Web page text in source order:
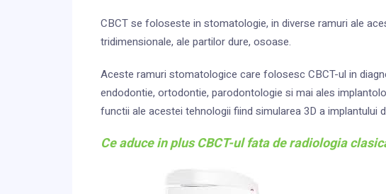
CBCT se foloseste in stomatologie, in diverse ramuri ale
tridimensionale, ale partilor dure, osoase.
Aceste ramuri stomatologice care folosesc CBCT-ul in
endodontie, ortodontie, parodontologie si mai ales
functii ale acestei tehnologii fiind simularea 3D a implantului
Ce aduce in plus CBCT-ul fata de radiologia